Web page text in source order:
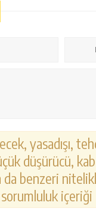
yasadışı,
düşürücü,
da benzeri